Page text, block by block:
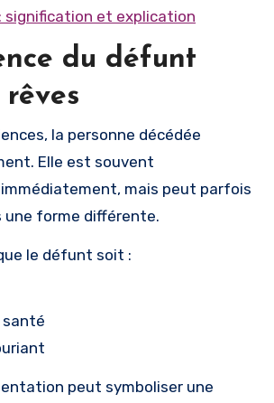
signification et explication
du défunt
la personne décédée
Elle est souvent
mais peut parfois
une forme différente.
le défunt soit :
santé
peut symboliser une